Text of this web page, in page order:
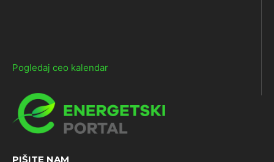
Pogledaj ceo kalendar
PIŠITE NAM